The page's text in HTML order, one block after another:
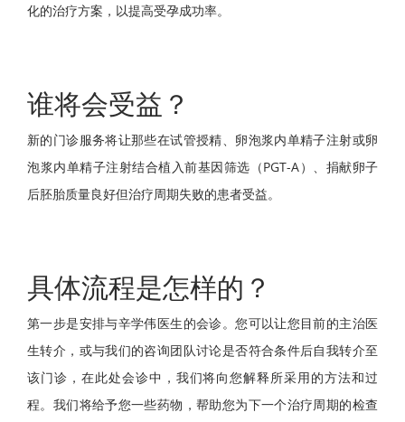
化的治疗方案，以提高受孕成功率。
谁将会受益？
新的门诊服务将让那些在试管授精、卵泡浆内单精子注射或卵
泡浆内单精子注射结合植入前基因筛选（PGT-A）、捐献卵子
后胚胎质量良好但治疗周期失败的患者受益。
具体流程是怎样的？
第一步是安排与辛学伟医生的会诊。您可以让您目前的主治医
生转介，或与我们的咨询团队讨论是否符合条件后自我转介至
该门诊，在此处会诊中，我们将向您解释所采用的方法和过
程。我们将给予您一些药物，帮助您为下一个治疗周期的检查